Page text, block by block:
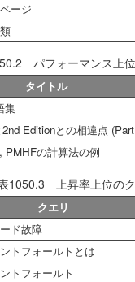
ージ
パフォーマンス上
タイトル
集
Editionとの相違点
PMHFの計算法の例
1050.3 上昇率上位の
クエリ
ド故障
トフォールトとは
トフォールト